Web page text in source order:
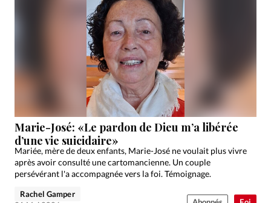
Marie-José: «Le pardon de Dieu m’a libérée
d’une vie suicidaire»
Mariée, mère de deux enfants, Marie-José ne voulait plus vivre
après avoir consulté une cartomancienne. Un couple
persévérant l'a accompagnée vers la foi. Témoignage.
Rachel Gamper